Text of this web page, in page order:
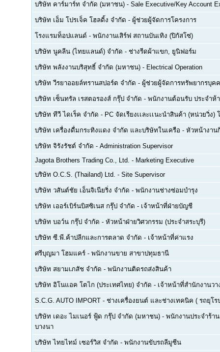
บริษัท คาร์มาร์ท จำกัด (มหาชน) - Sale Executive/Key Account
บริษัท เอ็ม โปรเจ็ค โฮลดิ้ง จำกัด - ผู้ช่วยผู้จัดการโครงการ
โรงแรมท็อปแลนด์ - พนักงานเสิร์ฟ สถานบันเทิง (ปิกัสโซ่)
บริษัท นูคลีน (ไทยแลนด์) จำกัด - ช่างรีดผ้าแขก, ยูนิฟอร์ม
บริษัท พลังงานบริสุทธิ์ จำกัด (มหาชน) - Electrical Operation
บริษัท วีรยาออยล์ทรานสปอร์ต จำกัด - ผู้ช่วยผู้จัดการทรัพยากรบุค
บริษัท เซ็นทรัล เรสตอรองส์ กรุ๊ป จำกัด - พนักงานต้อนรับ ประจำห้
บริษัท ทีวี ไดเร็ค จำกัด - PC จัดเรียงเเละเเนะนำสินค้า (หน่วยวิ่ง
บริษัท เครื่องดื่มกระทิงแดง จำกัด และบริษัทในเครือ - หัวหน้างาน
บริษัท จิรังรัชต์ จำกัด - Administration Supervisor
Jagota Brothers Trading Co., Ltd. - Marketing Executive
บริษัท O.C.S. (Thailand) Ltd. - Site Supervisor
บริษัท วสันต์ชัย เอ็นจิเนียริ่ง จำกัด - พนักงานช่างซ่อมบำรุง
บริษัท เออร์เบิร์นบิสซิเนส กรุ๊ป จำกัด - เจ้าหน้าที่ฝ่ายบัญชี
บริษัท บอว์น กรุ๊ป จำกัด - หัวหน้าฝ่ายวิศวกรรม (ประจำสระบุรี)
บริษัท ซี.พี.ค้าปลีกและการตลาด จำกัด - เจ้าหน้าที่ค่าแรง
ศรีบุญมา โฮมแคร์ - พนักงานขาย สาขาปทุมธานี
บริษัท สยามเภสัช จำกัด - พนักงานติดรถส่งสินค้า
บริษัท อิโนแอค โตไก (ประเทศไทย) จำกัด - เจ้าหน้าที่สำนักงานวา
S.C.G. AUTO IMPORT - ช่างเครื่องยนต์ และช่างเทคนิค ( รถยุโ
บริษัท เดอะ ไมเนอร์ ฟู้ด กรุ๊ป จำกัด (มหาชน) - พนักงานประจำร้า
บางนา
บริษัท ไทยไทม์ เซอร์วิส จำกัด - พนักงานขับรถลีมูซีน